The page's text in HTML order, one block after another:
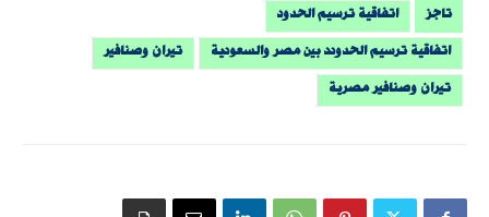
تاجز اتفاقية ترسيم الحدود
اتفاقية ترسيم الحدودد بين مصر والسعودية تيران وصنافير
تيران وصنافير مصرية